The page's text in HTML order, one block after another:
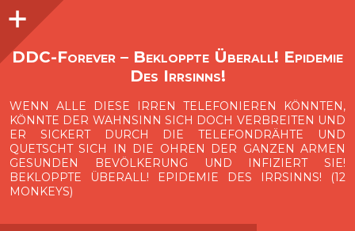
O
p
e
n
i
d
e
b
a
DDC-Forever – Bekloppte Überall! Epidemie
Des Irrsinns!
WENN ALLE DIESE IRREN TELEFONIEREN KÖNNTEN,
KÖNNTE DER WAHNSINN SICH DOCH VERBREITEN UND
ER SICKERT DURCH DIE TELEFONDRÄHTE UND
QUETSCHT SICH IN DIE OHREN DER GANZEN ARMEN
GESUNDEN BEVÖLKERUNG UND INFIZIERT SIE!
BEKLOPPTE ÜBERALL! EPIDEMIE DES IRRSINNS! (12
MONKEYS)
Seitenleiste